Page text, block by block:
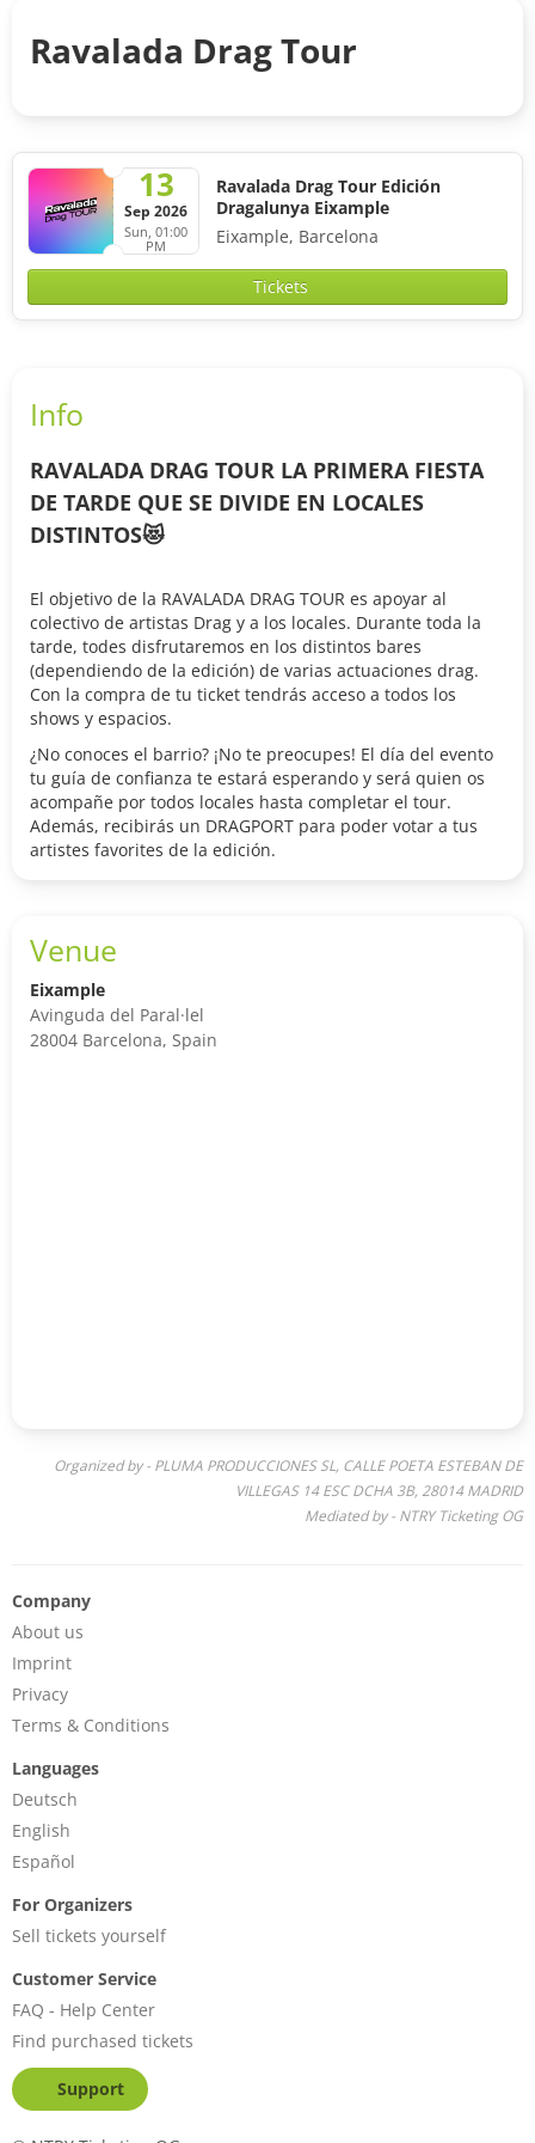
Ravalada Drag Tour
13
Sep 2026
Sun, 01:00
PM
Ravalada Drag Tour Edición
Dragalunya Eixample
Eixample, Barcelona
Tickets
Info
RAVALADA DRAG TOUR LA PRIMERA FIESTA
DE TARDE QUE SE DIVIDE EN LOCALES
DISTINTOS😻
El objetivo de la RAVALADA DRAG TOUR es apoyar al
colectivo de artistas Drag y a los locales. Durante toda la
tarde, todes disfrutaremos en los distintos bares
(dependiendo de la edición) de varias actuaciones drag.
Con la compra de tu ticket tendrás acceso a todos los
shows y espacios.
¿No conoces el barrio? ¡No te preocupes! El día del evento
tu guía de confianza te estará esperando y será quien os
acompañe por todos locales hasta completar el tour.
Además, recibirás un DRAGPORT para poder votar a tus
artistes favorites de la edición.
Venue
Eixample
Avinguda del Paral·lel
28004 Barcelona, Spain
Organized by - PLUMA PRODUCCIONES SL, CALLE POETA ESTEBAN DE
VILLEGAS 14 ESC DCHA 3B, 28014 MADRID
Mediated by - NTRY Ticketing OG
Company
About us
Imprint
Privacy
Terms & Conditions
Languages
Deutsch
English
Español
For Organizers
Sell tickets yourself
Customer Service
FAQ - Help Center
Find purchased tickets
Support